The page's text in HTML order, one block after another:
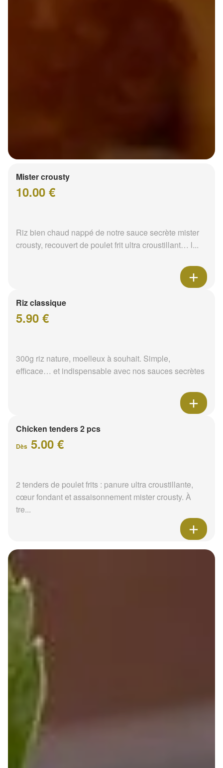
Mister crousty
10.00 €
Riz bien chaud nappé de notre sauce secrète mister
crousty, recouvert de poulet frit ultra croustillant… l...
Riz classique
5.90 €
300g riz nature, moelleux à souhait. Simple,
efficace… et indispensable avec nos sauces secrètes
Chicken tenders 2 pcs
Dès 5.00 €
2 tenders de poulet frits : panure ultra croustillante,
cœur fondant et assaisonnement mister crousty. À
tre...